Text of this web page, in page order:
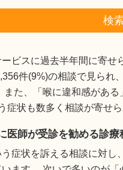
検
ビスに過去半年間に寄せ
件(9%)の相談で見られ
た、「喉に違和感がある
症状も数多く相談が寄せら
医師が受診を勧める診療
う症状を訴える相談に対